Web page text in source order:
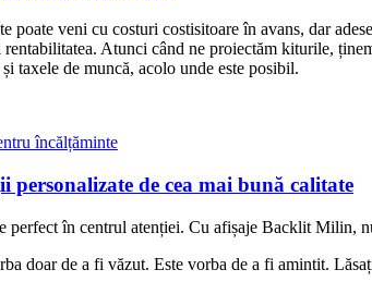
poate veni cu costuri costisitoare în avans, dar
Atunci când ne proiectăm kiturile,
taxele de muncă, acolo unde este posibil.
personalizate de cea mai bună calitate
perfect în centrul atenției. Cu afișaje Backlit Milin,
doar de a fi văzut. Este vorba de a fi amintit.